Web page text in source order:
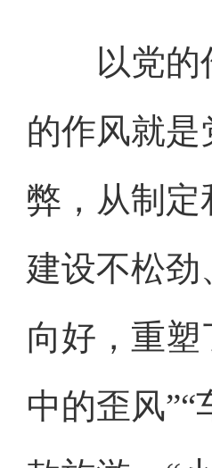
以党的作
的作风就
弊，从制
建设不松
向好，重塑
中的歪风